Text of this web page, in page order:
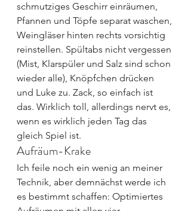
schmutziges Geschirr einräumen,
Pfannen und Töpfe separat waschen,
Weingläser hinten rechts vorsichtig
reinstellen. Spültabs nicht vergessen
(Mist, Klarspüler und Salz sind schon
wieder alle), Knöpfchen drücken
und Luke zu. Zack, so einfach ist
das. Wirklich toll, allerdings nervt es,
wenn es wirklich jeden Tag das
gleich Spiel ist.
Aufräum-Krake
Ich feile noch ein wenig an meiner
Technik, aber demnächst werde ich
es bestimmt schaffen: Optimiertes